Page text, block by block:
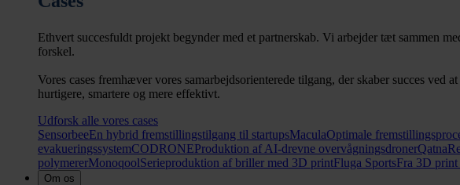
Ethvert succesfuldt projekt begynder med et partnerskab. Vi arbejder tæt sammen
forskel.
Vores cases fremhæver vores samarbejdsorienterede tilgang, der skaber succes
hurtigere, smartere og mere effektivt.
Udforsk alle vores cases
SensorbeeEn hybrid fremstillingstilgang til startupsMaculaOptimale
evakueringssystemCODRONEProduktion af AI-drevne overvågningsdronerQatna
polymererMonoqoolSerieproduktion af briller med 3D printFluga SportsFra 3D
Om os